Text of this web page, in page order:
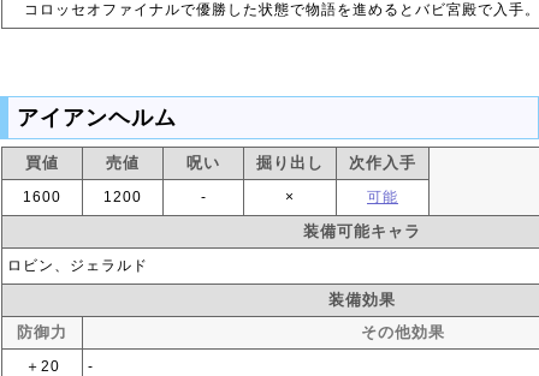
コロッセオファイナルで優勝した状態で物語を進めるとバビ宮殿で入手。
アイアンヘルム
買値 売値 呪い 掘り出し 次作入手
1600 1200 ‐ × 可能
装備可能キャラ
ロビン、ジェラルド
装備効果
防御力
その他効果
＋20 ‐